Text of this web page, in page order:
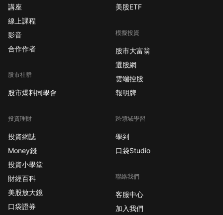
講座
線上課程
影音
合作作者
股市社群
股市爆料同學會
投資理財
投資網誌
Money錢
投資小學堂
財經百科
美股放大鏡
口袋證券
美股ETF
模擬投資
股市大富翁
選股網
雲端控股
報明牌
跨領域學習
學到
口袋Studio
聯絡我們
客服中心
加入我們